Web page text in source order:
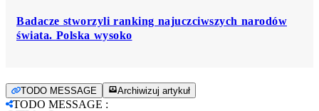
Badacze stworzyli ranking najuczciwszych narodów
świata. Polska wysoko
TODO MESSAGE Archiwizuj artykuł
TODO MESSAGE :